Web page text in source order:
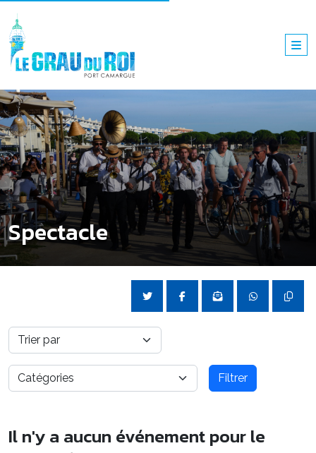
Spectacle
Filtrer
Il n'y a aucun événement pour le